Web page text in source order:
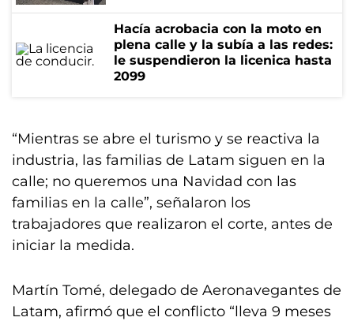
Hacía acrobacia con la moto en
plena calle y la subía a las redes:
le suspendieron la licenica hasta
2099
“Mientras se abre el turismo y se reactiva la
industria, las familias de Latam siguen en la
calle; no queremos una Navidad con las
familias en la calle”, señalaron los
trabajadores que realizaron el corte, antes de
iniciar la medida.
Martín Tomé, delegado de Aeronavegantes de
Latam, afirmó que el conflicto “lleva 9 meses